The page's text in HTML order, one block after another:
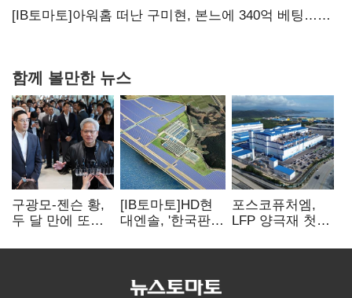
상폐 압박
[IB토마토]아워홈 떠난 구미현, 본느에 340억 베팅…
함께 볼만한 뉴스
구광모-젠슨 황,
두 달 만에 또
등 논의
[IB토마토]HD현
대엔솔, '한국판
세액공제 선택이
포스코퓨처엠,
LFP 양극재 첫
ESS 시장 공략